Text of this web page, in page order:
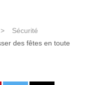
>
Sécurité
des fêtes en toute